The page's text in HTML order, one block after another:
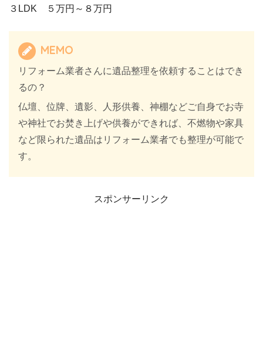
３LDK ５万円～８万円
MEMO
リフォーム業者さんに遺品整理を依頼することはでき
るの？
仏壇、位牌、遺影、人形供養、神棚などご自身でお寺
や神社でお焚き上げや供養ができれば、不燃物や家具
など限られた遺品はリフォーム業者でも整理が可能で
す。
スポンサーリンク